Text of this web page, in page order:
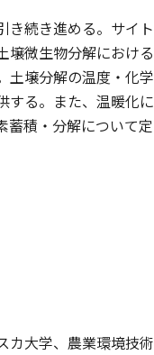
き続き進める。サイト
壌微生物分解における
土壌分解の温度・化学
する。また、温暖化に
蓄積・分解について定
カ大学、農業環境技術